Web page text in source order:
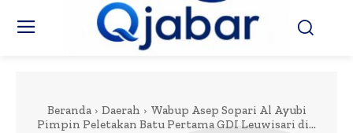
Beranda Daerah
Wabup Asep Sopari Al Ayubi
Pimpin Peletakan Batu Pertama GDI Leuwisari di...